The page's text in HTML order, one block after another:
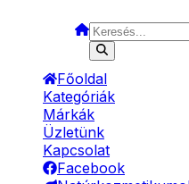
Főoldal
Kategóriák
Márkák
Üzletünk
Kapcsolat
Facebook